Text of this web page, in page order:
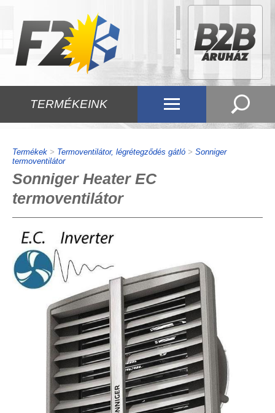
TERMÉKEINK
Termékek > Termoventilátor, légrétegződés gátló > Sonniger
termoventilátor
Sonniger Heater EC
termoventilátor